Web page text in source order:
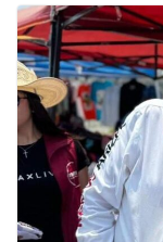
b
o
o
k